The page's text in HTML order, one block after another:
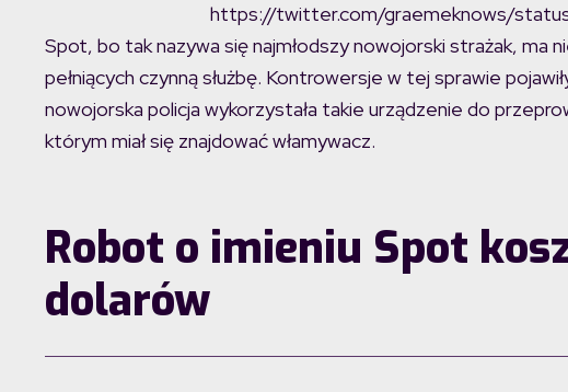
https://twitter.com/graemeknows/
Spot, bo tak nazywa się najmłodszy nowojorski strażak,
pełniących czynną służbę. Kontrowersje w tej sprawie
nowojorska policja wykorzystała takie urządzenie do
którym miał się znajdować włamywacz.
Robot o imieniu Spot
dolarów